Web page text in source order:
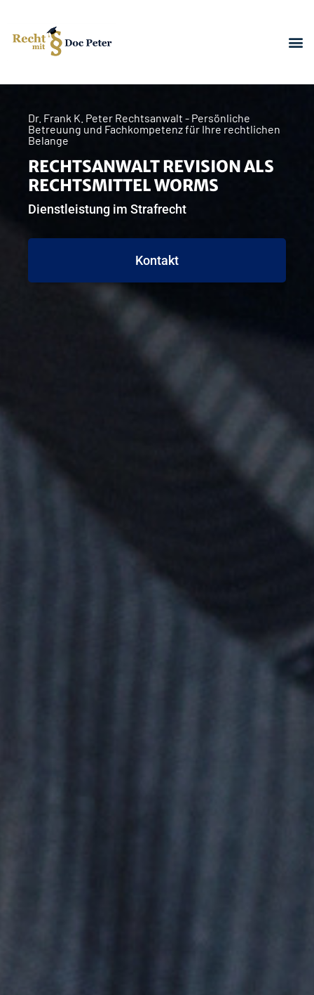
Dr. Frank K. Peter Rechtsanwalt - Persönliche
Betreuung und Fachkompetenz für Ihre rechtlichen
Belange
RECHTSANWALT REVISION ALS
RECHTSMITTEL WORMS
Dienstleistung im Strafrecht
Kontakt